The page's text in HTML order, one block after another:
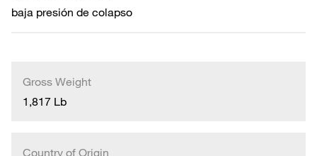
baja presión de colapso
Gross Weight
1,817 Lb
Country of Origin